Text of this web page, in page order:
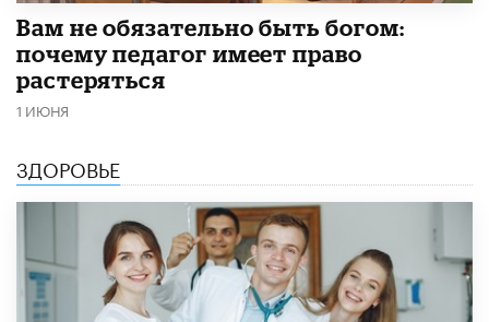
​Вам не обязательно быть богом:
почему педагог имеет право
растеряться
1 ИЮНЯ
ЗДОРОВЬЕ